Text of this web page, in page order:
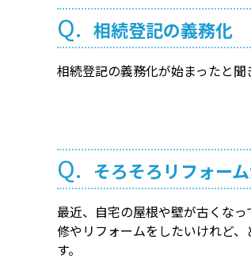
Q. 相続登記の義務化
相続登記の義務化が始まったと聞
Q. そろそろリフォー
最近、自宅の屋根や壁が古くな
修やリフォームをしたいけれど
す。